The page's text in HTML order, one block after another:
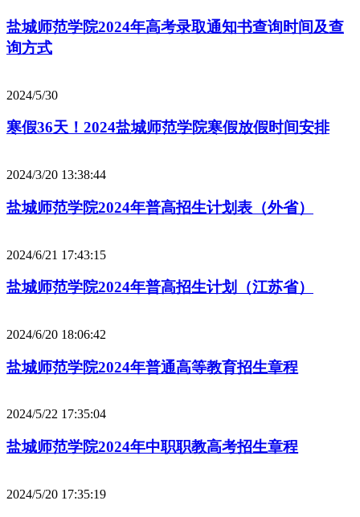
盐城师范学院2024年高考录取通知书查询时间及查
询方式
2024/5/30
寒假36天！2024盐城师范学院寒假放假时间安排
2024/3/20 13:38:44
盐城师范学院2024年普高招生计划表（外省）
2024/6/21 17:43:15
盐城师范学院2024年普高招生计划（江苏省）
2024/6/20 18:06:42
盐城师范学院2024年普通高等教育招生章程
2024/5/22 17:35:04
盐城师范学院2024年中职职教高考招生章程
2024/5/20 17:35:19